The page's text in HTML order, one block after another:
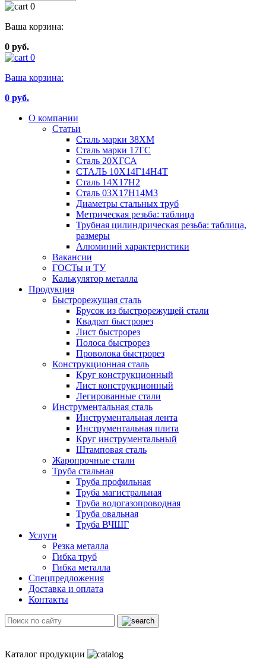
0
Ваша корзина:
0 руб.
0
Ваша корзина:
0 руб.
О компании
Статьи
Сталь марки 38ХМ
Сталь марки 17ГС
Сталь 20ХГСА
СТАЛЬ 10Х14Г14Н4Т
Сталь 14Х17Н2
Сталь 03Х17Н14М3
Диаметры стальных труб
Метрическая резьба: таблица
Трубная цилиндрическая резьба: таблица,
размеры
Алюминий характеристики
Вакансии
ГОСТы и ТУ
Калькулятор металла
Продукция
Быстрорежущая сталь
Брусок из быстрорежущей стали
Квадрат быстрорез
Лист быстрорез
Полоса быстрорез
Проволока быстрорез
Конструкционная сталь
Круг конструкционный
Лист конструкционный
Легированные стали
Инструментальная сталь
Инструментальная лента
Инструментальная плита
Круг инструментальный
Штамповая сталь
Жаропрочные стали
Труба стальная
Труба профильная
Труба магистральная
Труба водогазопроводная
Труба овальная
Труба ВЧШГ
Услуги
Резка металла
Гибка труб
Гибка металла
Спецпредложения
Доставка и оплата
Контакты
Каталог продукции